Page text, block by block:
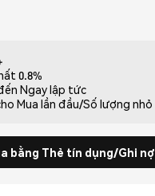
0.8%
Ngay lập tức
Mua lần đầu/Số lượng nhỏ
bằng Thẻ tín dụng/Ghi nợ